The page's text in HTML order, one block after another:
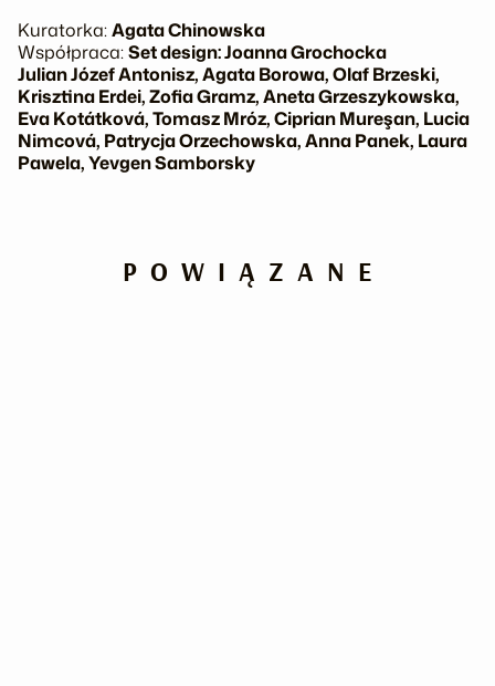
Kuratorka:Agata Chinowska
Współpraca:Set design: Joanna Grochocka
Julian Józef Antonisz, Agata Borowa, Olaf Brzeski,
Krisztina Erdei, Zofia Gramz, Aneta Grzeszykowska,
Eva Kotátková, Tomasz Mróz, Ciprian Mureşan, Lucia
Nimcová, Patrycja Orzechowska, Anna Panek, Laura
Pawela, Yevgen Samborsky
POWIĄZANE